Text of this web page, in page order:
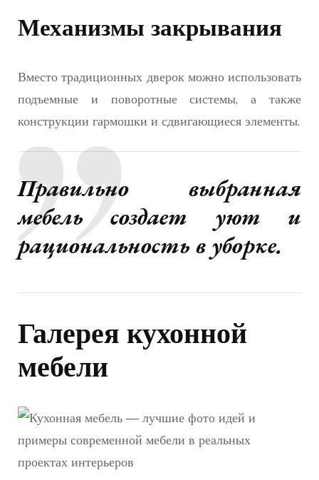
Механизмы закрывания
Вместо традиционных дверок можно использовать
подъемные и поворотные системы, а также
конструкции гармошки и сдвигающиеся элементы.
Правильно выбранная
мебель создает уют и
рациональность в уборке.
Галерея кухонной
мебели